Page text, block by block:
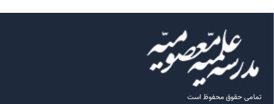
تمامی حقوق محفوظ است